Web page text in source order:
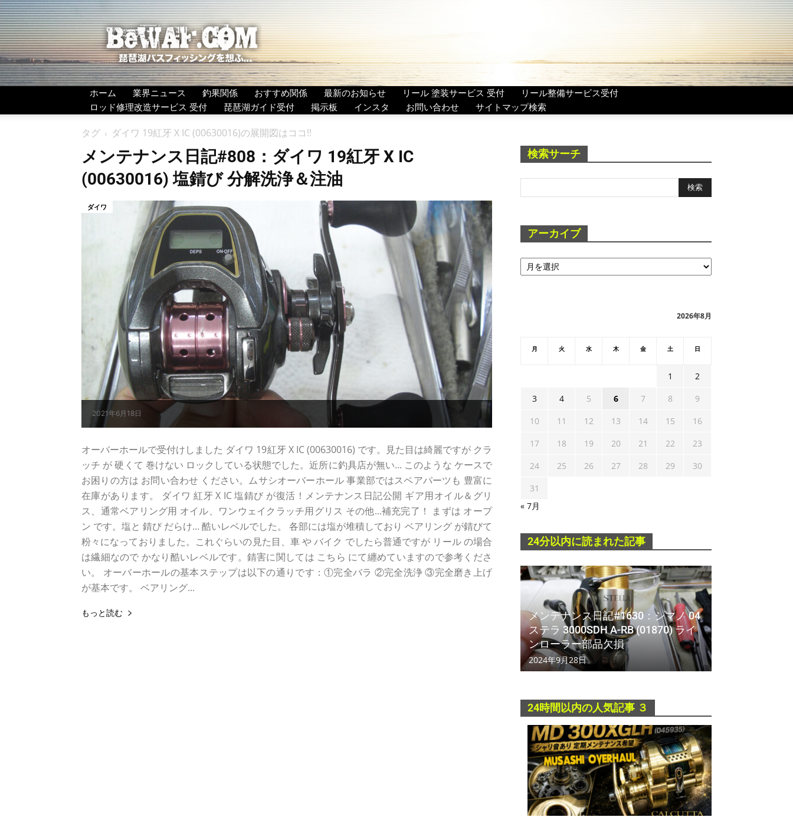
BeWAF
(ビ
ワ
エ
フ）
ホーム 業界ニュース 釣果関係 おすすめ関係 最新のお知らせ リール 塗装サービス 受付
リール整備サービス受付
ロッド修理改造サービス 受付
琵琶湖ガイド受付 掲示板 インスタ お問い合わせ サイトマップ検索
タグ ダイワ 19紅牙 X IC (00630016)の展開図はココ!!
メンテナンス日記#808：ダイワ 19紅牙 X IC
(00630016) 塩錆び 分解洗浄＆注油
2021年6月18日
ダイワ
オーバーホールで受付けしました ダイワ 19紅牙 X IC (00630016) です。見た目は綺麗ですが クラ
ッチ が 硬くて 巻けない ロックしている状態でした。近所に釣具店が無い... このような ケースで
お困りの方は お問い合わせ ください。ムサシオーバーホール 事業部ではスペアパーツも 豊富に
在庫があります。 ダイワ 紅牙 X IC 塩錆び が復活！メンテナンス日記公開 ギア用オイル＆グリ
ス、通常ベアリング用 オイル、ワンウェイクラッチ用グリス その他...補充完了！ まずは オープ
ン です。塩と 錆び だらけ... 酷いレベルでした。 各部には塩が堆積しており ベアリング が錆びて
粉々になっておりました。これぐらいの見た目、車 や バイク でしたら普通ですが リール の場合
は繊細なので かなり酷いレベルです。錆害に関しては こちら にて纏めていますので参考くださ
い。 オーバーホールの基本ステップは以下の通りです：①完全バラ ②完全洗浄 ③完全磨き上げ
が基本です。 ベアリング...
もっと読む
検索サーチ
アーカイブ
ア
ー
2026年8月
月 火 水 木 金 土 日
1
2
3
4 5 6 7 8
9
10
11 12 13 14 15
16
17
18 19 20 21 22
23
24
25 26 27 28 29
30
31
« 7月
24分以内に読まれた記事
メンテナンス日記#1630：シマノ 04
ステラ 3000SDH A-RB (01870) ライ
ンローラー部品欠損
2024年9月28日
24時間以内の人気記事 ３